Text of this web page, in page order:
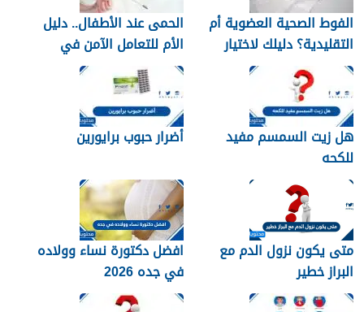
الفوط الصحية العضوية أم
التقليدية؟ دليلك لاختيار
النوع الأنسب لبشرتك
الحمى عند الأطفال.. دليل
الأم للتعامل الآمن في
المنزل
هل زيت السمسم مفيد
للكحه
أضرار حبوب برايورين
متى يكون نزول الدم مع
البراز خطير
افضل دكتورة نساء وولاده
في جده 2026